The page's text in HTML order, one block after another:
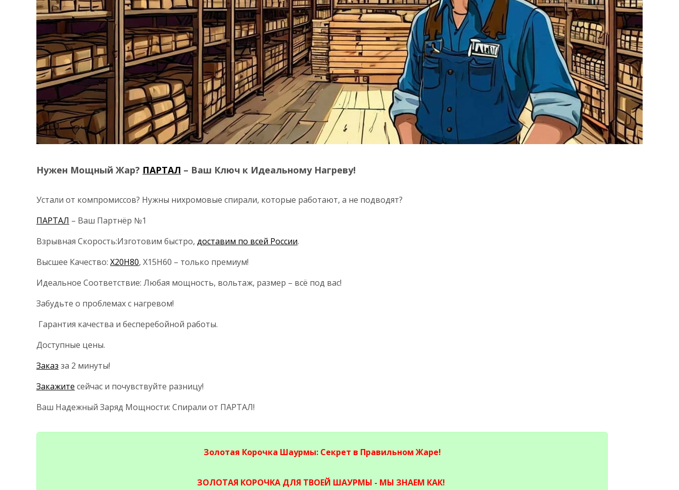
Нужен Мощный Жар? ПАРТАЛ – Ваш Ключ к Идеальному Нагреву!
Устали от компромиссов? Нужны нихромовые спирали, которые работают, а не подводят?
ПАРТАЛ – Ваш Партнёр №1
Взрывная Скорость:Изготовим быстро, доставим по всей России.
Высшее Качество: Х20Н80, Х15Н60 – только премиум!
Идеальное Соответствие: Любая мощность, вольтаж, размер – всё под вас!
Забудьте о проблемах с нагревом!
Гарантия качества и бесперебойной работы.
Доступные цены.
Заказ за 2 минуты!
Закажите сейчас и почувствуйте разницу!
Ваш Надежный Заряд Мощности: Спирали от ПАРТАЛ!
Золотая Корочка Шаурмы: Секрет в Правильном Жаре!
ЗОЛОТАЯ КОРОЧКА ДЛЯ ТВОЕЙ ШАУРМЫ - МЫ ЗНАЕМ КАК!